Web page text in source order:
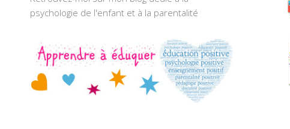
psychologie de l'enfant et à la parentalité